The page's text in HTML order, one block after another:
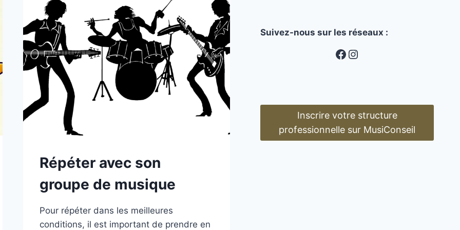
Répéter avec son
groupe de musique
Pour répéter dans les meilleures
conditions, il est important de prendre en
Suivez-nous sur les réseaux :
MusiConseil
Instagram
Inscrire votre structure
professionnelle sur MusiConseil